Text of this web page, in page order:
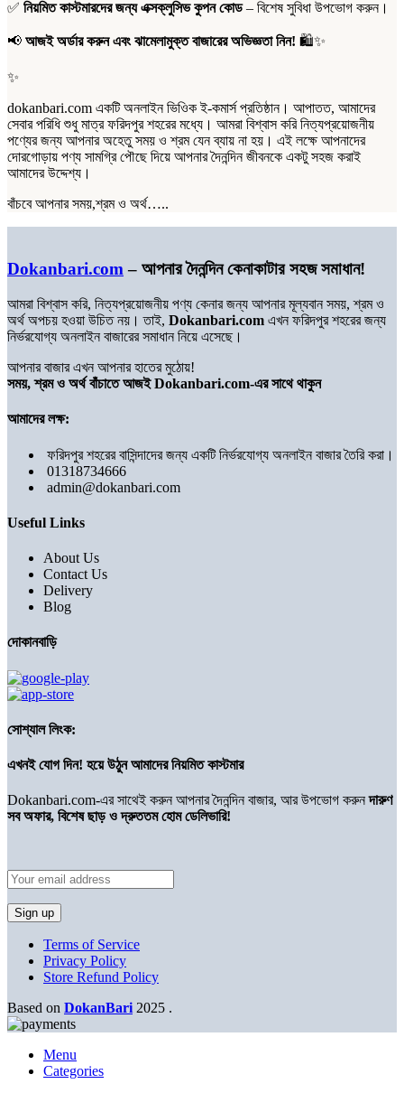
✅ নিয়মিত কাস্টমারদের জন্য এক্সক্লুসিভ কুপন কোড– বিশেষ সুবিধা উপভোগ করুন।
📢 আজই অর্ডার করুন এবং ঝামেলামুক্ত বাজারের অভিজ্ঞতা নিন! 🛍️✨
✨
dokanbari.com একটি অনলাইন ভিওিক ই-কমার্স প্রতিষ্ঠান। আপাতত, আমাদের
সেবার পরিধি শুধু মাত্র ফরিদপুর শহরের মধ্যে। আমরা বিশ্বাস করি নিত্যপ্রয়োজনীয়
পণ্যের জন্য আপনার অহেতু সময় ও শ্রম যেন ব্যায় না হয়। এই লক্ষে আপনাদের
দোরগোড়ায় পণ্য সামগ্রি পৌছে দিয়ে আপনার দৈনন্দিন জীবনকে একটু সহজ করাই
আমাদের উদ্দেশ্য।
বাঁচবে আপনার সময়,শ্রম ও অর্থ…..
Dokanbari.com– আপনার দৈনন্দিন কেনাকাটার সহজ সমাধান!
আমরা বিশ্বাস করি, নিত্যপ্রয়োজনীয় পণ্য কেনার জন্য আপনার মূল্যবান সময়, শ্রম ও
অর্থ অপচয় হওয়া উচিত নয়। তাই, Dokanbari.com এখন ফরিদপুর শহরের জন্য
নির্ভরযোগ্য অনলাইন বাজারের সমাধান নিয়ে এসেছে।
আপনার বাজার এখন আপনার হাতের মুঠোয়!
সময়, শ্রম ও অর্থ বাঁচাতে আজই Dokanbari.com-এর সাথে থাকুন
আমাদের লক্ষ:
ফরিদপুর শহরের বাসিন্দাদের জন্য একটি নির্ভরযোগ্য অনলাইন বাজার তৈরি করা।
01318734666
admin@dokanbari.com
Useful Links
About Us
Contact Us
Delivery
Blog
দোকানবাড়ি
সোশ্যাল লিংক:
এখনই যোগ দিন! হয়ে উঠুন আমাদের নিয়মিত কাস্টমার
Dokanbari.com-এর সাথেই করুন আপনার দৈনন্দিন বাজার, আর উপভোগ করুনদারুণ
সব অফার, বিশেষ ছাড় ও দ্রুততম হোম ডেলিভারি!
Terms of Service
Privacy Policy
Store Refund Policy
Based on DokanBari 2025 .
Menu
Categories